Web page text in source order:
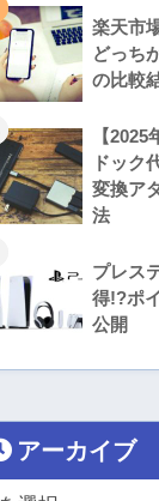
楽天市
どっち
の比較
【
ドック
変換ア
法
プレス
得!?ポ
公開
アーカイブ